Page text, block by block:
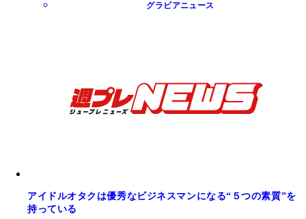
グラビアニュース
アイドルオタクは優秀なビジネスマンになる“５つの素質”を
持っている